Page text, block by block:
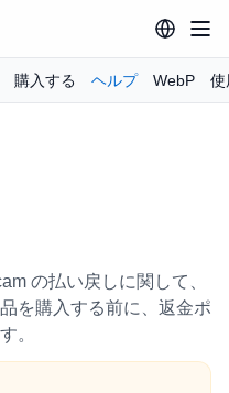
購入する ヘルプ WebP 使
の払い戻しに関して、
を購入する前に、返金ポ
。